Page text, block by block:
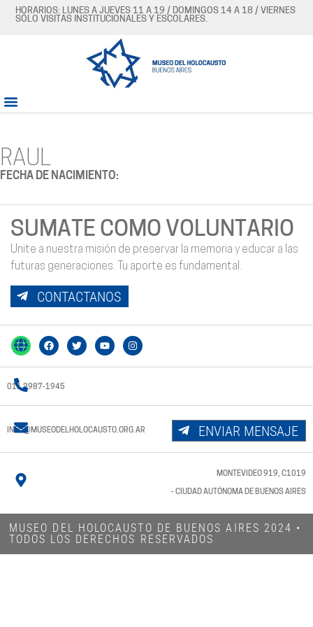
HORARIOS: LUNES A JUEVES 11 A 19 / DOMINGOS 14 A 18 / VIERNES
SÓLO VISITAS INSTITUCIONALES Y ESCOLARES.
RAUL
FECHA DE NACIMIENTO:
SUMATE COMO VOLUNTARIO
Unite a nuestra misión de preservar la memoria y educar a las
futuras generaciones. Tu aporte es fundamental.
CONTACTANOS
011 3987-1945
INFO@MUSEODELHOLOCAUSTO.ORG.AR ENVIAR MENSAJE
MONTEVIDEO 919, C1019
- CIUDAD AUTÓNOMA DE BUENOS AIRES
MUSEO DEL HOLOCAUSTO DE BUENOS AIRES 2024​ •
TODOS LOS DERECHOS RESERVADOS